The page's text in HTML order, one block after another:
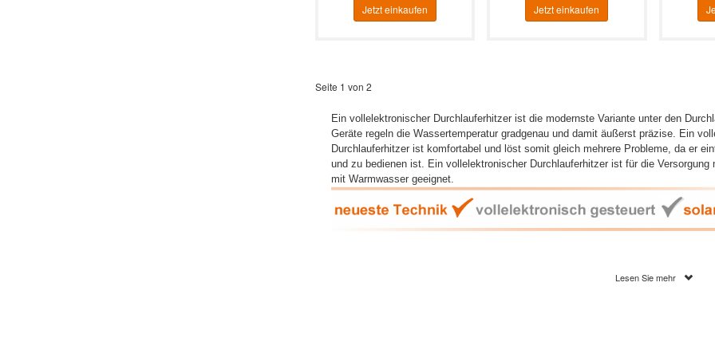
Jetzt einkaufen Jetzt einkaufen
Seite 1 von 2
Ein vollelektronischer Durchlauferhitzer ist die modernste Variante unter den
Geräte regeln die Wassertemperatur gradgenau und damit äußerst präzise. Ein
Durchlauferhitzer ist komfortabel und löst somit gleich mehrere Probleme, da er
und zu bedienen ist.
Ein vollelektronischer Durchlauferhitzer ist für die Versorgung
mit Warmwasser geeignet.
Ein vollelektronischer Durchlauferhitzer regelt die Temperatur
Lesen Sie mehr